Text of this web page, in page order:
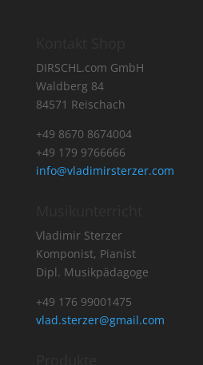
DIRSCHL.com GmbH
Waldberg 84
84571 Reischach
+49 8670 8674004
+49 179 9766666
info@vladimirsterzer.com
Vladimir Sterzer
Komponist, Pianist
Dipl. Musikpädagoge
+49 176 99001475
vlad.sterzer@gmail.com